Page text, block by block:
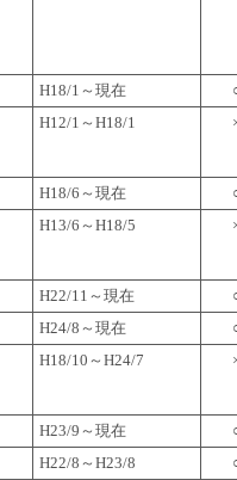
H18/1～現在
H12/1～H18/1
H18/6～現在
H13/6～H18/5
H22/11～現在
H24/8～現在
H18/10～H24/7
H23/9～現在
H22/8～H23/8